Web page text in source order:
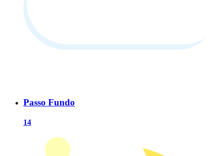
Passo Fundo
14